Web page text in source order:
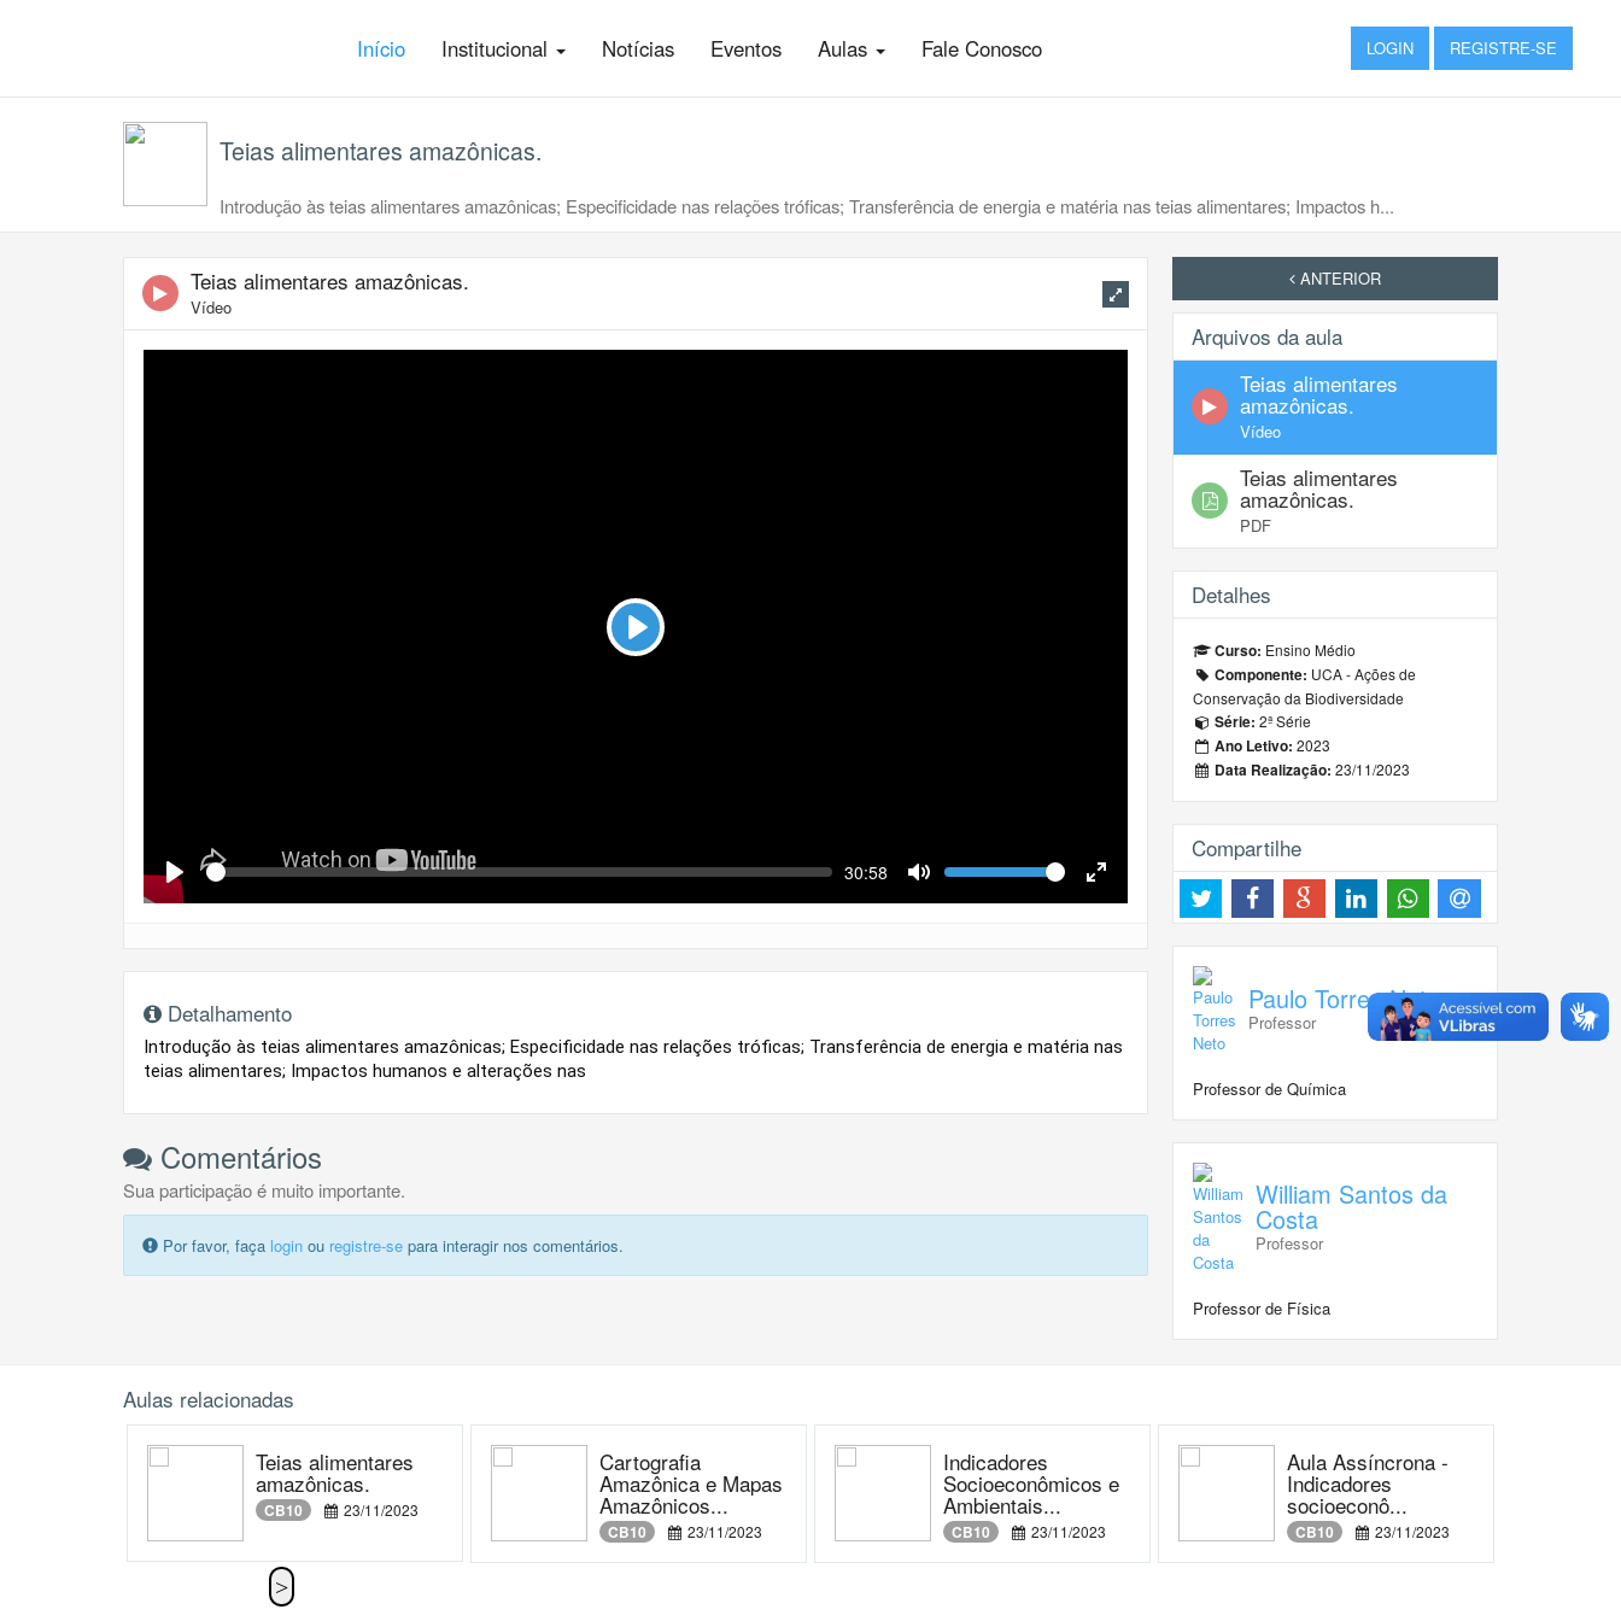
Início Institucional Notícias Eventos Aulas Fale Conosco LOGIN REGISTRE-SE
Teias alimentares amazônicas.
Introdução às teias alimentares amazônicas; Especificidade nas relações tróficas; Transferência de energia e matéria nas teias alimentares; Impactos h...
Teias alimentares amazônicas.
Vídeo
Play
Play
Seek Current
30:58
Mute
Volume
Fullscreen
Detalhamento
Introdução às teias alimentares amazônicas; Especificidade nas relações tróficas; Transferência de energia e matéria nas
teias alimentares; Impactos humanos e alterações nas
Comentários
Sua participação é muito importante.
Por favor, faça login ou registre-se para interagir nos comentários.
ANTERIOR
Arquivos da aula
Teias alimentares
amazônicas.
Vídeo
Teias alimentares
amazônicas.
PDF
Detalhes
Curso: Ensino Médio
Componente: UCA - Ações de
Conservação da Biodiversidade
Série: 2ª Série
Ano Letivo: 2023
Data Realização: 23/11/2023
Compartilhe
Paulo Torres Neto
Professor
Professor de Química
William Santos da
Costa
Professor
Professor de Física
Aulas relacionadas
Teias alimentares
amazônicas.
CB10 23/11/2023
Cartografia
Amazônica e Mapas
Amazônicos...
CB10 23/11/2023
Indicadores
Socioeconômicos e
Ambientais...
CB10 23/11/2023
Aula Assíncrona -
Indicadores
socioeconô...
CB10 23/11/2023